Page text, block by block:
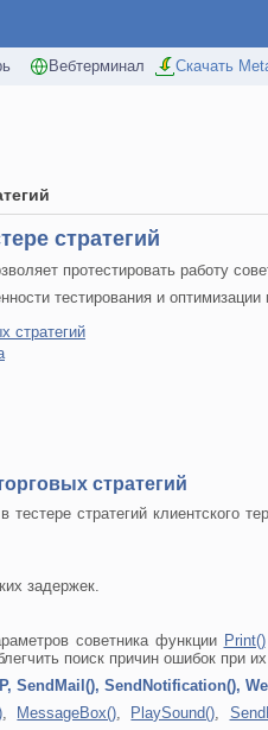
Вебтерминал Скачать
стратегий
протестировать работу
тестирования и оптимизации
стратегий
стратегий
стратегий клиентского
задержек.
советника функции Print()
поиск причин ошибок при
SendMail(), SendNotification(),
, MessageBox(), PlaySound(),